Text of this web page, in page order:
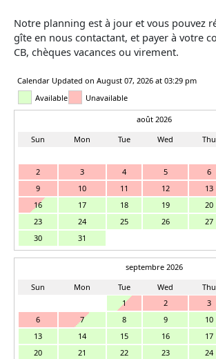
Notre planning est à jour et vous pouvez
gîte en nous contactant, et payer à votre
CB, chèques vacances ou virement.
Calendar Updated on August 07, 2026 at 03:29 pm
Available
Unavailable
août 2026
Sun
Mon Tue Wed Thu
2
3 4 5 6
9
10 11 12 13
16
17 18 19 20
23
24 25 26 27
30
31
septembre 2026
Sun
Mon Tue Wed Thu
1
2 3
6
7 8 9 10
13
14 15 16 17
20
21 22 23 24